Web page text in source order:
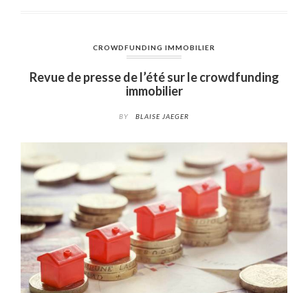
CROWDFUNDING IMMOBILIER
Revue de presse de l’été sur le crowdfunding
immobilier
BY BLAISE JAEGER